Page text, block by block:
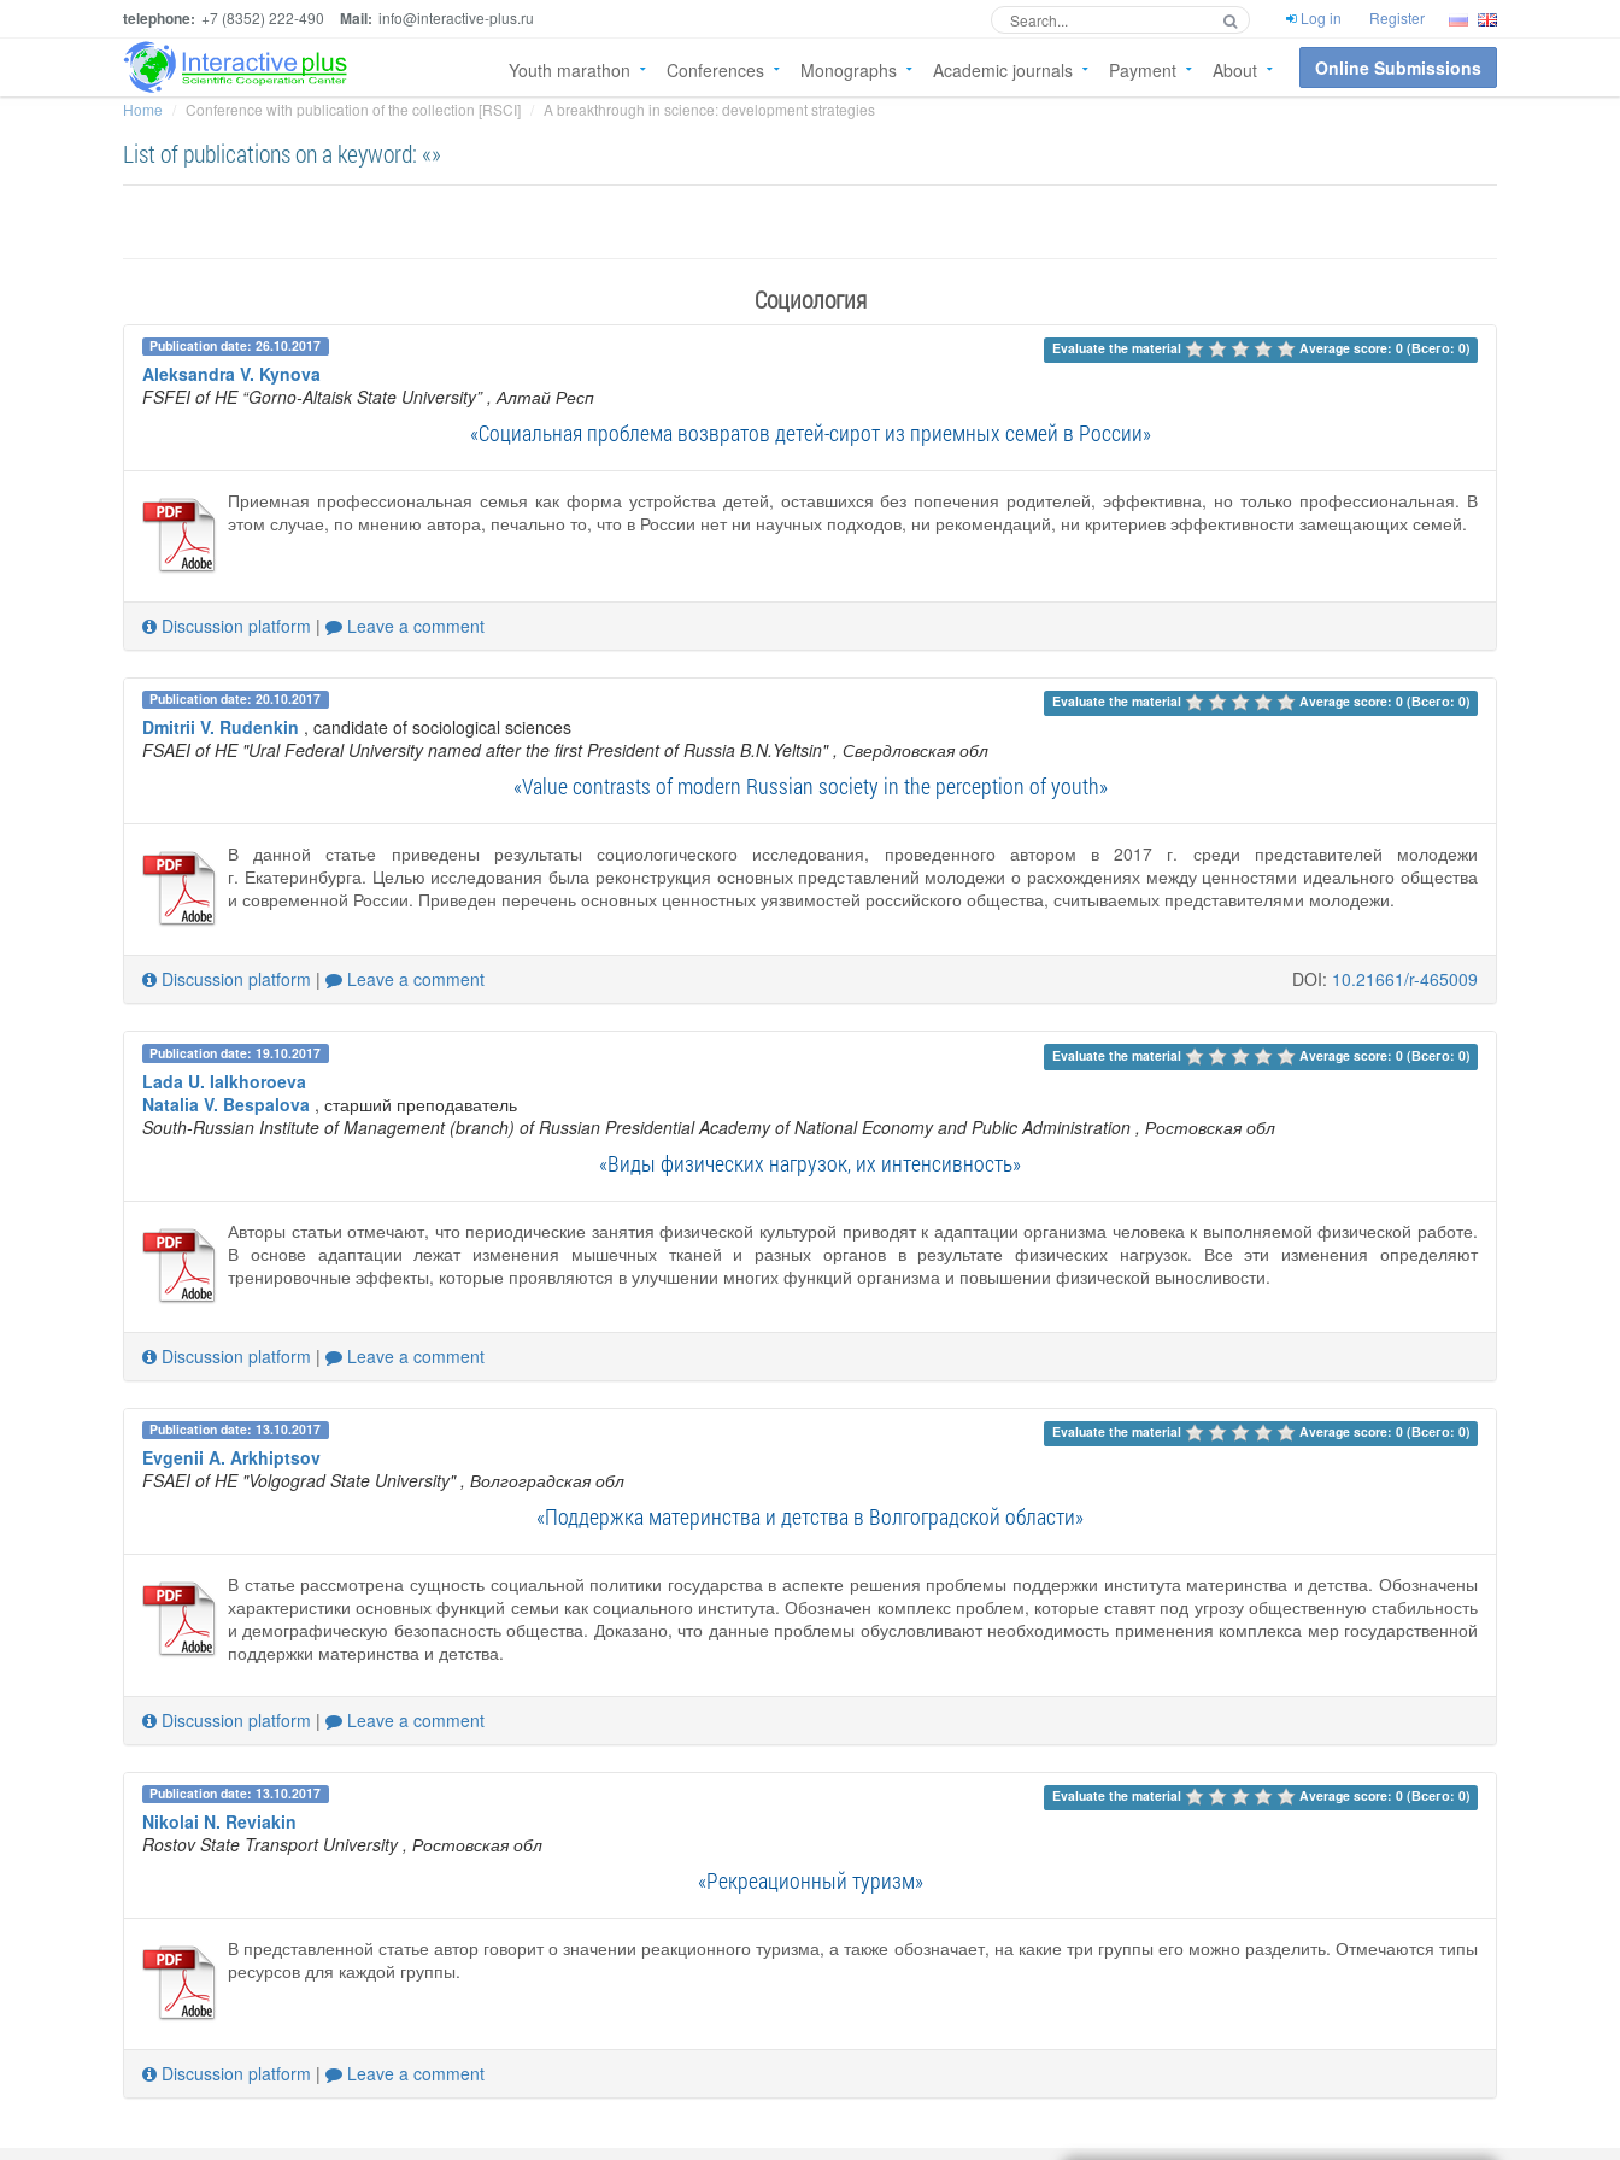
telephone: +7 (8352) 222-490 Mail: info@interactive-plus.ru Log in Register
Youth marathon Conferences Monographs Academic journals Payment About Online Submissions
Home Conference with publication of the collection [RSCI] A breakthrough in science: development strategies
List of publications on a keyword: «»
Социология
Publication date: 26.10.2017 Evaluate the material Average score: 0 (Всего: 0)
Aleksandra V. Kynova
FSFEI of HE “Gorno-Altaisk State University” , Алтай Респ
«Социальная проблема возвратов детей-сирот из приемных семей в России»
Приемная профессиональная семья как форма устройства детей, оставшихся без попечения родителей, эффективна, но только профессиональная. В
этом случае, по мнению автора, печально то, что в России нет ни научных подходов, ни рекомендаций, ни критериев эффективности замещающих семей.
Discussion platform | Leave a comment
Publication date: 20.10.2017 Evaluate the material Average score: 0 (Всего: 0)
Dmitrii V. Rudenkin , candidate of sociological sciences
FSAEI of HE "Ural Federal University named after the first President of Russia B.N.Yeltsin" , Свердловская обл
«Value contrasts of modern Russian society in the perception of youth»
В данной статье приведены результаты социологического исследования, проведенного автором в 2017 г. среди представителей молодежи
г. Екатеринбурга. Целью исследования была реконструкция основных представлений молодежи о расхождениях между ценностями идеального общества
и современной России. Приведен перечень основных ценностных уязвимостей российского общества, считываемых представителями молодежи.
Discussion platform | Leave a comment DOI: 10.21661/r-465009
Publication date: 19.10.2017 Evaluate the material Average score: 0 (Всего: 0)
Lada U. Ialkhoroeva
Natalia V. Bespalova , старший преподаватель
South-Russian Institute of Management (branch) of Russian Presidential Academy of National Economy and Public Administration , Ростовская обл
«Виды физических нагрузок, их интенсивность»
Авторы статьи отмечают, что периодические занятия физической культурой приводят к адаптации организма человека к выполняемой физической работе.
В основе адаптации лежат изменения мышечных тканей и разных органов в результате физических нагрузок. Все эти изменения определяют
тренировочные эффекты, которые проявляются в улучшении многих функций организма и повышении физической выносливости.
Discussion platform | Leave a comment
Publication date: 13.10.2017 Evaluate the material Average score: 0 (Всего: 0)
Evgenii A. Arkhiptsov
FSAEI of HE "Volgograd State University" , Волгоградская обл
«Поддержка материнства и детства в Волгоградской области»
В статье рассмотрена сущность социальной политики государства в аспекте решения проблемы поддержки института материнства и детства. Обозначены
характеристики основных функций семьи как социального института. Обозначен комплекс проблем, которые ставят под угрозу общественную стабильность
и демографическую безопасность общества. Доказано, что данные проблемы обусловливают необходимость применения комплекса мер государственной
поддержки материнства и детства.
Discussion platform | Leave a comment
Publication date: 13.10.2017 Evaluate the material Average score: 0 (Всего: 0)
Nikolai N. Reviakin
Rostov State Transport University , Ростовская обл
«Рекреационный туризм»
В представленной статье автор говорит о значении реакционного туризма, а также обозначает, на какие три группы его можно разделить. Отмечаются типы
ресурсов для каждой группы.
Discussion platform | Leave a comment